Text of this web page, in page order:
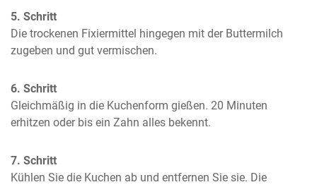
5. Schritt
Die trockenen Fixiermittel hingegen mit der Buttermilch
zugeben und gut vermischen.
6. Schritt
Gleichmäßig in die Kuchenform gießen. 20 Minuten
erhitzen oder bis ein Zahn alles bekennt.
7. Schritt
Kühlen Sie die Kuchen ab und entfernen Sie sie. Die